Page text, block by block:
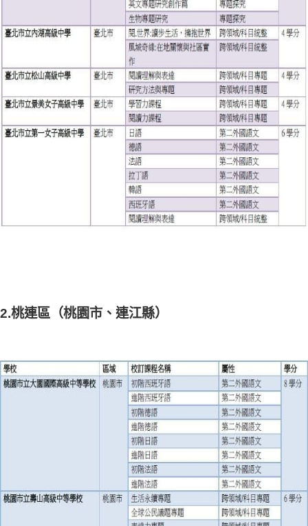
2.桃連區（桃園市、連江縣）